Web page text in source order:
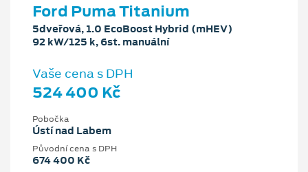
Ford Puma Titanium
5dveřová, 1.0 EcoBoost Hybrid (mHEV)
92 kW/125 k, 6st. manuální
Vaše cena s DPH
524 400 Kč
Pobočka
Ústí nad Labem
Původní cena s DPH
674 400 Kč